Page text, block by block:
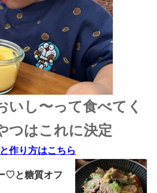
いし〜って食べてく
つはこれに決定
作り方はこちら
♡と糖質オフ